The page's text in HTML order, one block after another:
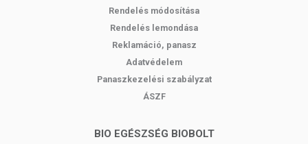
vitamin- és ásványianyag-forrás. A benne található klorofill
A rendszeres spirulinalevél fogyasztók gyakran tapasztalják, hogy
könnyebben tudnak tanulni és dolgozni, jobban teljesítenek a
sportban, és szervezetük ellenállóbbá válik a betegségekkel
csökkentheti a koleszterinszintet, csökkenti a káros
Rendelés módosítása
Rendelés lemondása
Reklamáció, panasz
Adatvédelem
Panaszkezelési szabályzat
ÁSZF
BIO EGÉSZSÉG BIOBOLT